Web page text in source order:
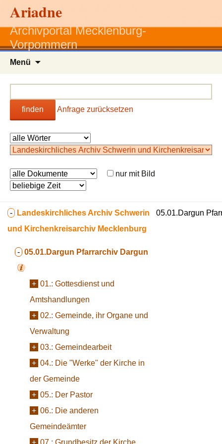
Ariadne
Archivportal Mecklenburg-
Vorpommern
Menü
finden Anfrage zurücksetzen
nur mit Bild
- Landeskirchliches Archiv Schwerin
und Kirchenkreisarchiv Mecklenburg
- 05.01.Dargun Pfarrarchiv Dargun
+ 01.: Gottesdienst und
Amtshandlungen
+ 02.: Gemeinde, ihr Organe und
Verwaltung
+ 03.: Gemeindearbeit
+ 04.: Die "Werke" der Kirche in
der Gemeinde
+ 05.: Der Pastor
+ 06.: Die anderen
Gemeindeämter
+ 07.: Grundbesitz der Kirche,
05.01.Dargun